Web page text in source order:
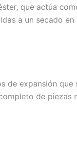
que actúa
a un secado
expansión
de